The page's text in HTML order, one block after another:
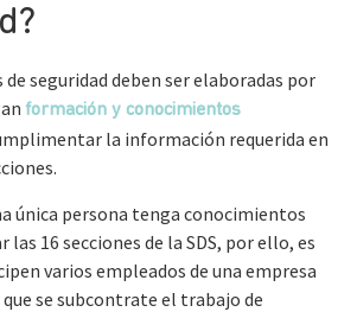
de seguridad deben ser elaboradas por
formación y conocimientos
la información requerida en
única persona tenga conocimientos
16 secciones de la SDS, por ello, es
varios empleados de una empresa
se subcontrate el trabajo de